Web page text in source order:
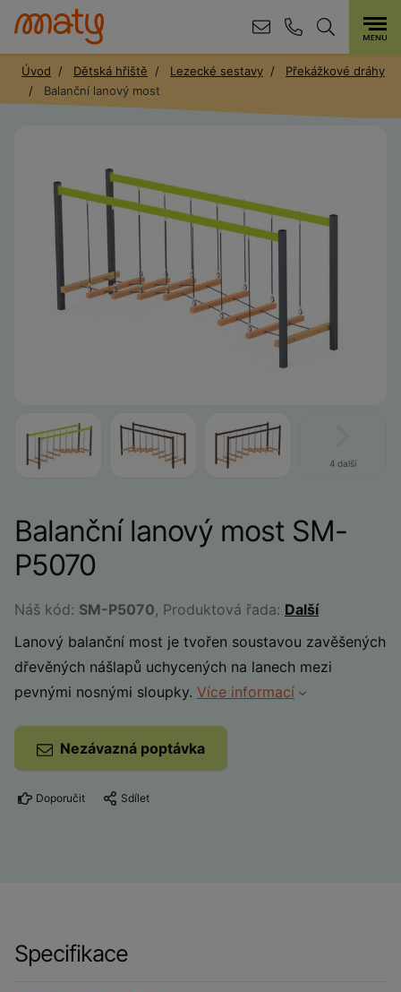
Úvod Dětská hřiště Lezecké sestavy
Překážkové dráhy
Balanční lanový most
4 další
Balanční lanový most SM-
P5070
Náš kód: SM-P5070, Produktová řada: Další
Lanový balanční most je tvořen soustavou zavěšených
dřevěných nášlapů uchycených na lanech mezi
pevnými nosnými sloupky. Více informací
Nezávazná poptávka
Doporučit Sdílet
Specifikace